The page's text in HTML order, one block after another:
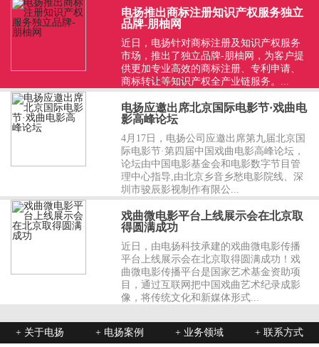
电扬推出商标注册知识产权服务独立
品牌-朋柚网
近日，电扬针对商标注册及知识产权服务
市场，推出了独立品牌-朋柚网，为客户提
供更加专业高效的商标注册、专利申请、
商标转让等知识产权全产业链服务。...
电扬应邀出席北京国际电影节·戏曲电
影高峰论坛
4月17日，电扬公司应邀出席第九届北京国
际电影节·第四届中国戏曲电影高峰论坛，
论坛由中国电影基金会和电影数字节目管
理中心指导,由北京乡音乡愁电影院线、深
圳市骏辰影视制作有限公...
戏曲微电影平台上线展示会在北京取
得圆满成功
近日，由电扬科技承建的戏曲微电影传播
平台上线展示会在北京取得圆满成功！戏
曲微电影传播平台是国家艺术基金资助项
目，通过互联网把中国戏曲艺术纪录成影
像，将传统文化和新媒体形式...
+ 关于电扬 + 电扬案例 + 业务领域 + 联系方式